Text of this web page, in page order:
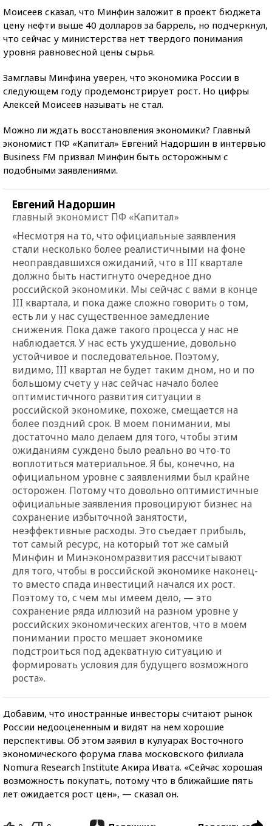
Моисеев сказал, что Минфин заложит в проект бюджета
цену нефти выше 40 долларов за баррель, но подчеркнул,
что сейчас у министерства нет твердого понимания
уровня равновесной цены сырья.
Замглавы Минфина уверен, что экономика России в
следующем году продемонстрирует рост. Но цифры
Алексей Моисеев называть не стал.
Можно ли ждать восстановления экономики? Главный
экономист ПФ «Капитал» Евгений Надоршин в интервью
Business FM призвал Минфин быть осторожным с
подобными заявлениями.
Евгений Надоршин
главный экономист ПФ «Капитал»
«Несмотря на то, что официальные заявления
стали несколько более реалистичными на фоне
неоправдавшихся ожиданий, что в III квартале
должно быть настигнуто очередное дно
российской экономики. Мы сейчас с вами в конце
III квартала, и пока даже сложно говорить о том,
есть ли у нас существенное замедление
снижения. Пока даже такого процесса у нас не
наблюдается. У нас есть ухудшение, довольно
устойчивое и последовательное. Поэтому,
видимо, III квартал не будет таким дном, но и по
большому счету у нас сейчас начало более
оптимистичного развития ситуации в
российской экономике, похоже, смещается на
более поздний срок. В моем понимании, мы
достаточно мало делаем для того, чтобы этим
ожиданиям суждено было реально во что-то
воплотиться материальное. Я бы, конечно, на
официальном уровне с заявлениями был крайне
осторожен. Потому что довольно оптимистичные
официальные заявления провоцируют бизнес на
сохранение избыточной занятости,
неэффективные расходы. Это съедает прибыль,
тот самый ресурс, на который тот же самый
Минфин и Минэкономразвития рассчитывают
для того, чтобы в российской экономике наконец-
то вместо спада инвестиций начался их рост.
Поэтому то, с чем мы имеем дело, — это
сохранение ряда иллюзий на разном уровне у
российских экономических агентов, что в моем
понимании просто мешает экономике
подстроиться под адекватную ситуацию и
формировать условия для будущего возможного
роста».
Добавим, что иностранные инвесторы считают рынок
России недооцененным и видят на нем хорошие
перспективы. Об этом заявил в кулуарах Восточного
экономического форума глава московского филиала
Nomura Research Institute Акира Ивата. «Сейчас хорошая
возможность покупать, потому что в ближайшие пять
лет ожидается рост цен», — сказал он.